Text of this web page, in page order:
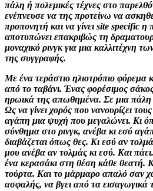
πάλη ή πολεμικές τέχνες στο
ενέπνευσε να της προτείνω να
προπονητή και να γίνει site specific
αποτυπώνει επακριβώς τη
μοναχικό ρινγκ για μια καλλιτέχνη
της συγγραφής.
Με ένα τεράστιο ηλιοτρόπιο φόρεμα
από το ταβάνι. Ένας φορέσιμος
ηρωικά της απωθημένα. Σε μια πάλη
Ως να γίνει χορός που νανουρίζει
αγάπη μια ψυχή που μεγαλώνει. Κι
σύνθημα στο ρινγκ, ανέβα κι εσύ
διαβάζεται όπως θες. Κι εσύ αν
μου ανέβα αν τολμάς κι εσύ. Και
ένα κερασάκι στη θέση κάθε θεατή.
τούρτα. Και το μάρμαρο απαλό σαν
ασφαλής, να βγει από τα εισαγωγικά